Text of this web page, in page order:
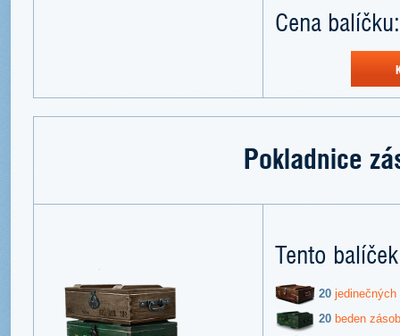
Cena
Pokladnice
Tento
20 jedinečných
20 beden zásob